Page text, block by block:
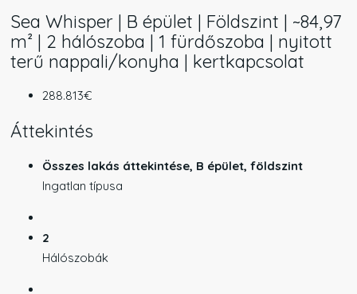
Sea Whisper | B épület | Földszint | ~84,97
m² | 2 hálószoba | 1 fürdőszoba | nyitott
terű nappali/konyha | kertkapcsolat
288.813€
Áttekintés
Összes lakás áttekintése, B épület, földszint
Ingatlan típusa
2
Hálószobák